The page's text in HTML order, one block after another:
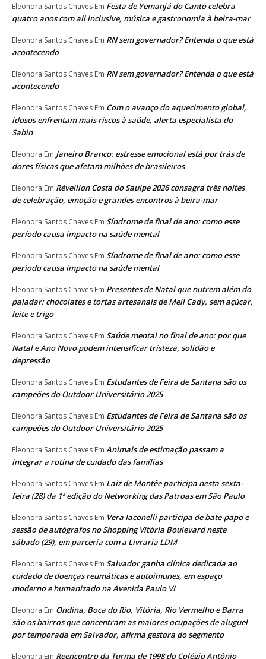
Eleonora Santos Chaves Em Festa de Yemanjá do Canto celebra
quatro anos com all inclusive, música e gastronomia à beira-mar
Eleonora Santos Chaves Em RN sem governador? Entenda o que está
acontecendo
Eleonora Santos Chaves Em RN sem governador? Entenda o que está
acontecendo
Eleonora Santos Chaves Em Com o avanço do aquecimento global,
idosos enfrentam mais riscos à saúde, alerta especialista do
Sabin
Eleonora Em Janeiro Branco: estresse emocional está por trás de
dores físicas que afetam milhões de brasileiros
Eleonora Em Réveillon Costa do Sauípe 2026 consagra três noites
de celebração, emoção e grandes encontros à beira-mar
Eleonora Santos Chaves Em Síndrome de final de ano: como esse
período causa impacto na saúde mental
Eleonora Santos Chaves Em Síndrome de final de ano: como esse
período causa impacto na saúde mental
Eleonora Santos Chaves Em Presentes de Natal que nutrem além do
paladar: chocolates e tortas artesanais de Mell Cady, sem açúcar,
leite e trigo
Eleonora Santos Chaves Em Saúde mental no final de ano: por que
Natal e Ano Novo podem intensificar tristeza, solidão e
depressão
Eleonora Santos Chaves Em Estudantes de Feira de Santana são os
campeões do Outdoor Universitário 2025
Eleonora Santos Chaves Em Estudantes de Feira de Santana são os
campeões do Outdoor Universitário 2025
Eleonora Santos Chaves Em Animais de estimação passam a
integrar a rotina de cuidado das famílias
Eleonora Santos Chaves Em Laiz de Montêe participa nesta sexta-
feira (28) da 1ª edição do Networking das Patroas em São Paulo
Eleonora Santos Chaves Em Vera Iaconelli participa de bate-papo e
sessão de autógrafos no Shopping Vitória Boulevard neste
sábado (29), em parceria com a Livraria LDM
Eleonora Santos Chaves Em Salvador ganha clínica dedicada ao
cuidado de doenças reumáticas e autoimunes, em espaço
moderno e humanizado na Avenida Paulo VI
Eleonora Em Ondina, Boca do Rio, Vitória, Rio Vermelho e Barra
são os bairros que concentram as maiores ocupações de aluguel
por temporada em Salvador, afirma gestora do segmento
Eleonora Em Reencontro da Turma de 1998 do Colégio Antônio